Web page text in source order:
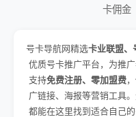
卡佣金
号卡导航网精选卡业联盟、
优质号卡推广平台，为推
支持免费注册、零加盟费
广链接、海报等营销工具
都能在这里找到适合自己